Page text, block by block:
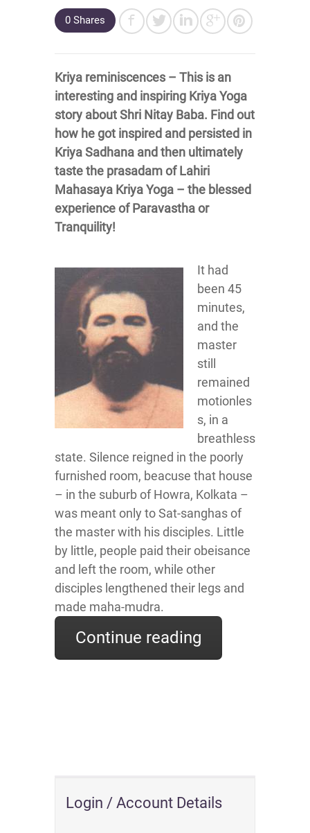
0 Shares
Kriya reminiscences – This is an
interesting and inspiring Kriya Yoga
story about Shri Nitay Baba. Find out
how he got inspired and persisted in
Kriya Sadhana and then ultimately
taste the prasadam of Lahiri
Mahasaya Kriya Yoga – the blessed
experience of Paravastha or
Tranquility!
It had
been 45
minutes,
and the
master
still
remained
motionles
s, in a
breathless
state. Silence reigned in the poorly
furnished room, beacuse that house
– in the suburb of Howra, Kolkata –
was meant only to Sat-sanghas of
the master with his disciples. Little
by little, people paid their obeisance
and left the room, while other
disciples lengthened their legs and
made maha-mudra.
Continue reading
Login / Account Details